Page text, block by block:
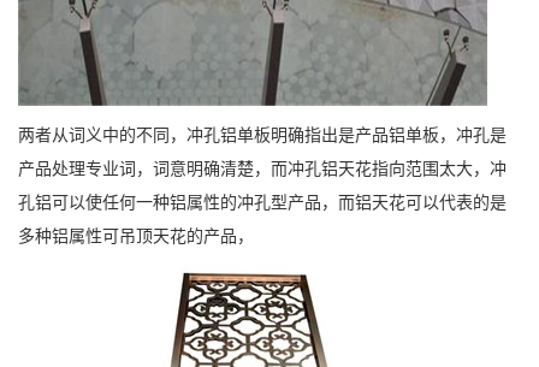
两者从词义中的不同，冲孔铝单板明确指出是产品铝单板，冲孔是
产品处理专业词，词意明确清楚，而冲孔铝天花指向范围太大，冲
孔铝可以使任何一种铝属性的冲孔型产品，而铝天花可以代表的是
多种铝属性可吊顶天花的产品，